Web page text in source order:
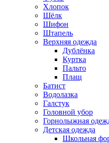
Хлопок
Шёлк
Шифон
Штапель
Верхняя одежда
Дублёнка
Куртка
Пальто
Плащ
Батист
Водолазка
Галстук
Головной убор
Горнолыжная
Детская одежда
Школьная